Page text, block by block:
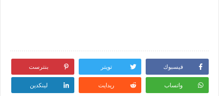
فيسبوك تويتر بنترست
واتساب ريدايت لينكدين